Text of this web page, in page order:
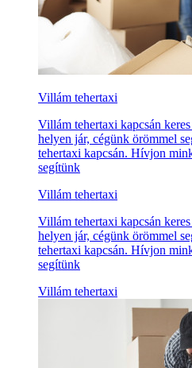
Villám tehertaxi
Villám tehertaxi kapcsán
helyen jár, cégünk örömmel
tehertaxi kapcsán. Hívjon
segítünk
Villám tehertaxi
Villám tehertaxi kapcsán
helyen jár, cégünk örömmel
tehertaxi kapcsán. Hívjon
segítünk
Villám tehertaxi